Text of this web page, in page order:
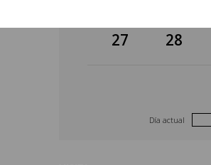
27 28
Día actual